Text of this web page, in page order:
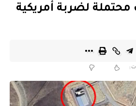
محتملة لضربة أمريكية